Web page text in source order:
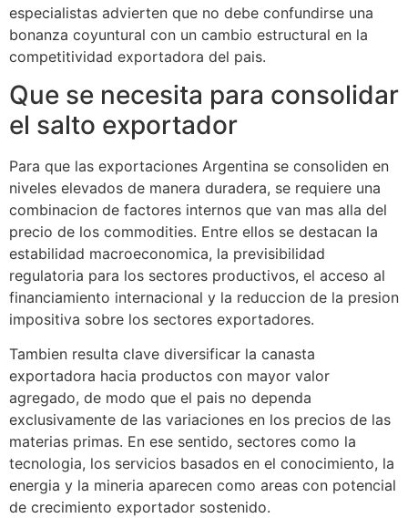
especialistas advierten que no debe confundirse una
bonanza coyuntural con un cambio estructural en la
competitividad exportadora del pais.
Que se necesita para consolidar
el salto exportador
Para que las exportaciones Argentina se consoliden en
niveles elevados de manera duradera, se requiere una
combinacion de factores internos que van mas alla del
precio de los commodities. Entre ellos se destacan la
estabilidad macroeconomica, la previsibilidad
regulatoria para los sectores productivos, el acceso al
financiamiento internacional y la reduccion de la presion
impositiva sobre los sectores exportadores.
Tambien resulta clave diversificar la canasta
exportadora hacia productos con mayor valor
agregado, de modo que el pais no dependa
exclusivamente de las variaciones en los precios de las
materias primas. En ese sentido, sectores como la
tecnologia, los servicios basados en el conocimiento, la
energia y la mineria aparecen como areas con potencial
de crecimiento exportador sostenido.